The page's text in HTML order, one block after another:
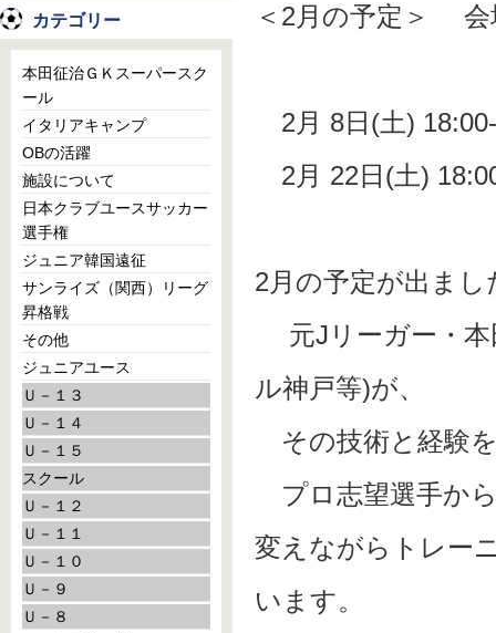
＜2月の予定＞ 会
2月 8日(土)
2月 22日(土)
2月の予定が出まし
元Jリーガー・本
ル神戸等)が、
その技術と経験
プロ志望選手か
変えながらトレー
います。
カテゴリー
本田征治ＧＫスーパースク
ール
イタリアキャンプ
OBの活躍
施設について
日本クラブユースサッカー
選手権
ジュニア韓国遠征
サンライズ（関西）リーグ
昇格戦
その他
ジュニアユース
Ｕ－１３
Ｕ－１４
Ｕ－１５
スクール
Ｕ－１２
Ｕ－１１
Ｕ－１０
Ｕ－９
Ｕ－８